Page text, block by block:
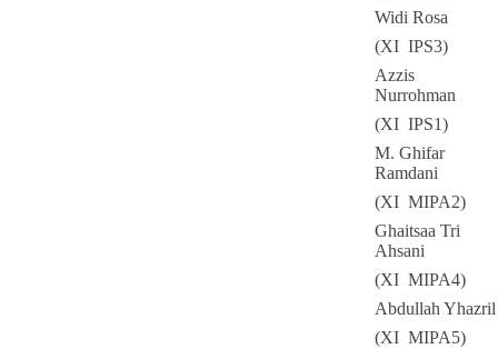
Widi Rosa
(XI IPS3)
Azzis
Nurrohman
(XI IPS1)
M. Ghifar
Ramdani
(XI MIPA2)
Ghaitsaa Tri
Ahsani
(XI MIPA4)
Abdullah Yhazril
(XI MIPA5)